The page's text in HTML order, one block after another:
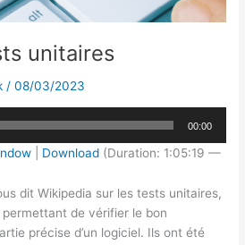
unitaires
/08/03/2023
00:00
Download (Duration: 1:05:19 —
dit Wikipedia sur les tests unitaires,
de vérifier le bon
précise d’un logiciel. Ils ont été